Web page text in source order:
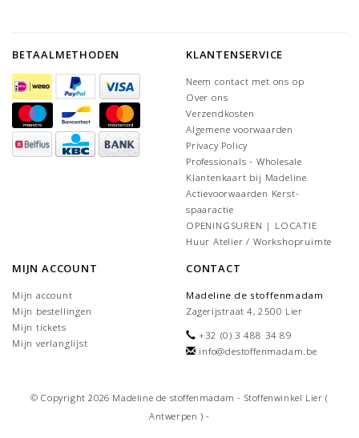
BETAALMETHODEN KLANTENSERVICE
Neem contact met ons op
Over ons
Verzendkosten
Algemene voorwaarden
Privacy Policy
Professionals - Wholesale
Klantenkaart bij Madeline
Actievoorwaarden Kerst-
spaaractie
OPENINGSUREN | LOCATIE
Huur Atelier / Workshopruimte
MIJN ACCOUNT
Mijn account
Mijn bestellingen
Mijn tickets
Mijn verlanglijst
CONTACT
Madeline de stoffenmadam
Zagerijstraat 4, 2500 Lier
+32 (0) 3 488 34 89
info@destoffenmadam.be
© Copyright 2026 Madeline de stoffenmadam - Stoffenwinkel Lier (
Antwerpen ) -